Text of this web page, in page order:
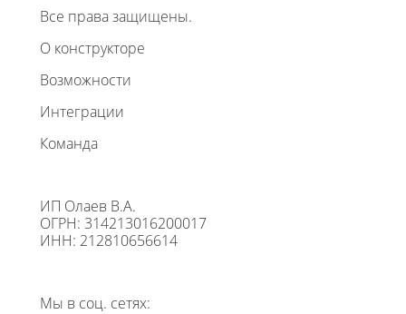
Все права защищены.
О конструкторе
Возможности
Интеграции
Команда
ИП Олаев В.А.
ОГРН: 314213016200017
ИНН: 212810656614
Мы в соц. сетях: